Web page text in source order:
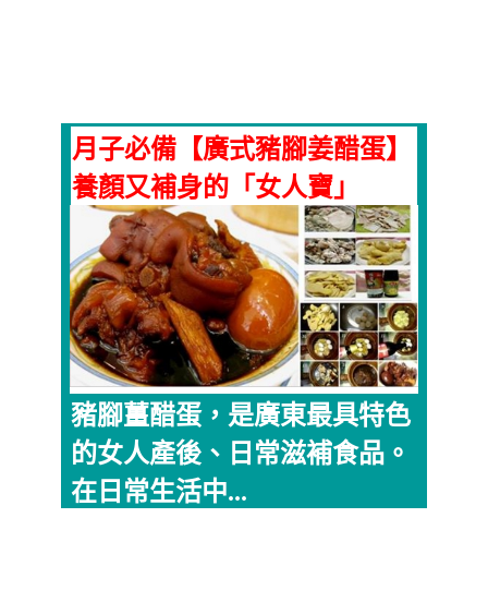
月子必備【廣式豬腳姜醋蛋】
養顏又補身的「女人寶」
豬腳薑醋蛋，是廣東最具特色
的女人產後、日常滋補食品。
在日常生活中...